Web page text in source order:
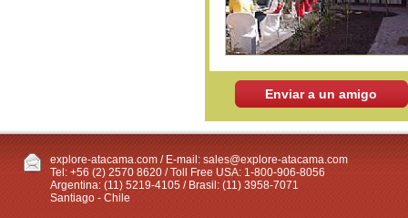
Enviar a un amigo
explore-atacama.com / E-mail: sales@explore-atacama.com
Tel: +56 (2) 2570 8620 / Toll Free USA: 1-800-906-8056
Argentina: (11) 5219-4105 / Brasil: (11) 3958-7071
Santiago - Chile